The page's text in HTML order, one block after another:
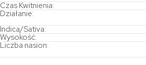
Czas Kwitnienia:
Działanie:
Indica/Sativa:
Wysokość:
Liczba nasion: